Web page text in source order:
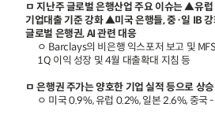
ㅁ 지난주 글로벌 은행산업 주요 이슈는 ▲유
기업대출 기준 강화 ▲미국 은행들, 중·일 IB
글로벌 은행권, AI 관련 대응
ㅇ Barclays의 비은행 익스포저 보고 및
1Q 이익 성장 및 4월 대출확대 지침 등
ㅁ 은행권 주가는 양호한 기업 실적 등으로 상승
ㅇ 미국 0.9%, 유럽 0.2%, 일본 2.6%, 중국